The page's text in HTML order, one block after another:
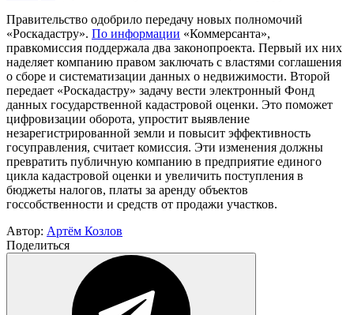
Правительство одобрило передачу новых полномочий
«Роскадастру». По информации «Коммерсанта»,
правкомиссия поддержала два законопроекта. Первый их них
наделяет компанию правом заключать с властями соглашения
о сборе и систематизации данных о недвижимости. Второй
передает «Роскадастру» задачу вести электронный Фонд
данных государственной кадастровой оценки. Это поможет
цифровизации оборота, упростит выявление
незарегистрированной земли и повысит эффективность
госуправления, считает комиссия. Эти изменения должны
превратить публичную компанию в предприятие единого
цикла кадастровой оценки и увеличить поступления в
бюджеты налогов, платы за аренду объектов
госсобственности и средств от продажи участков.
Автор: Артём Козлов
Поделиться